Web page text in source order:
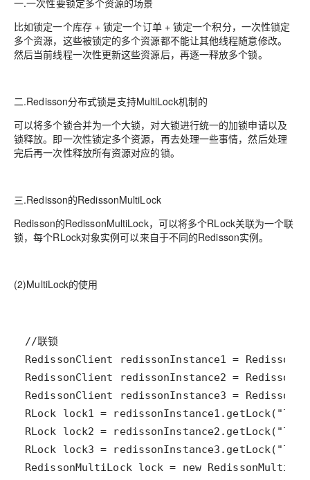
一.一次性要锁定多个资源的场景
比如锁定一个库存 + 锁定一个订单 + 锁定一个积分，一次性锁定
多个资源，这些被锁定的多个资源都不能让其他线程随意修改。
然后当前线程一次性更新这些资源后，再逐一释放多个锁。
二.Redisson分布式锁是支持MultiLock机制的
可以将多个锁合并为一个大锁，对大锁进行统一的加锁申请以及
锁释放。即一次性锁定多个资源，再去处理一些事情，然后处理
完后再一次性释放所有资源对应的锁。
三.Redisson的RedissonMultiLock
Redisson的RedissonMultiLock，可以将多个RLock关联为一个联
锁，每个RLock对象实例可以来自于不同的Redisson实例。
(2)MultiLock的使用